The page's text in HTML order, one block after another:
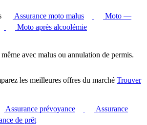
Assurance moto malus
Moto —
Moto après alcoolémie
avec malus ou annulation de permis.
les meilleures offres du marché Trouver
Assurance prévoyance
Assurance
de prêt